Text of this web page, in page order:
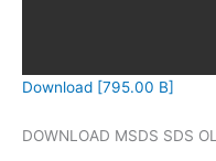
Download [795.00 B]
DOWNLOAD MSDS SDS